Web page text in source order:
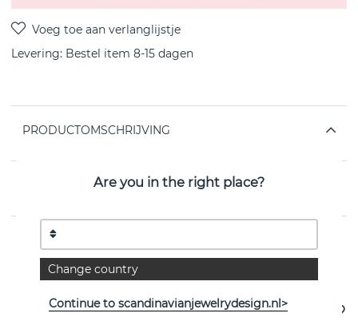
Levering: Bestel item 8-15 dagen
PRODUCTOMSCHRIJVING
EIGENSCHAPPEN
Bekijk meer artikelen
Are you in the right place?
Change country
Continue to scandinavianjewelrydesign.nl>